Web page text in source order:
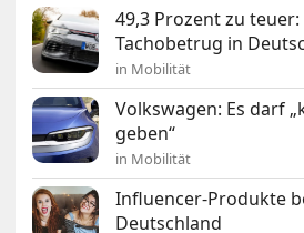
49,3 Prozent zu
Tachobetrug in
in Mobilität
Volkswagen: Es darf
geben“
in Mobilität
Influencer-Produkte
Deutschland